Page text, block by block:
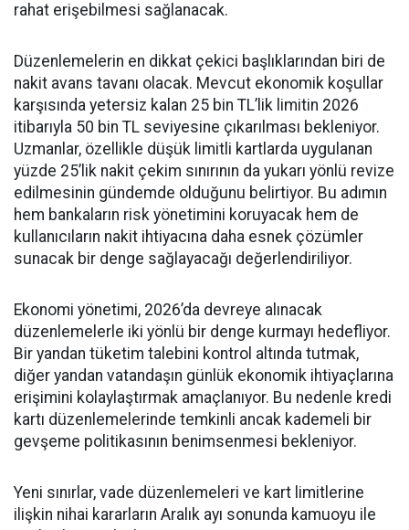
rahat erişebilmesi sağlanacak.
Düzenlemelerin en dikkat çekici başlıklarından biri de
nakit avans tavanı olacak. Mevcut ekonomik koşullar
karşısında yetersiz kalan 25 bin TL’lik limitin 2026
itibarıyla 50 bin TL seviyesine çıkarılması bekleniyor.
Uzmanlar, özellikle düşük limitli kartlarda uygulanan
yüzde 25’lik nakit çekim sınırının da yukarı yönlü revize
edilmesinin gündemde olduğunu belirtiyor. Bu adımın
hem bankaların risk yönetimini koruyacak hem de
kullanıcıların nakit ihtiyacına daha esnek çözümler
sunacak bir denge sağlayacağı değerlendiriliyor.
Ekonomi yönetimi, 2026’da devreye alınacak
düzenlemelerle iki yönlü bir denge kurmayı hedefliyor.
Bir yandan tüketim talebini kontrol altında tutmak,
diğer yandan vatandaşın günlük ekonomik ihtiyaçlarına
erişimini kolaylaştırmak amaçlanıyor. Bu nedenle kredi
kartı düzenlemelerinde temkinli ancak kademeli bir
gevşeme politikasının benimsenmesi bekleniyor.
Yeni sınırlar, vade düzenlemeleri ve kart limitlerine
ilişkin nihai kararların Aralık ayı sonunda kamuoyu ile